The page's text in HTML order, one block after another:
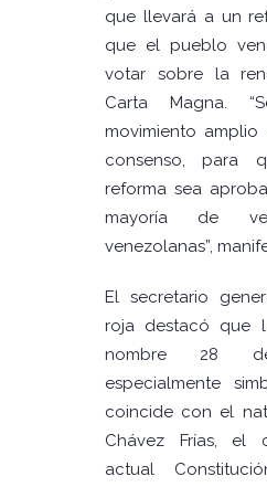
que llevará a un
que el pueblo
votar sobre la
Carta Magna.
movimiento
consenso, para
reforma sea
mayoría de
venezolanas”,
El secretario
roja destacó que
nombre 28
especialmente
coincide con el
Chávez Frías, el
actual